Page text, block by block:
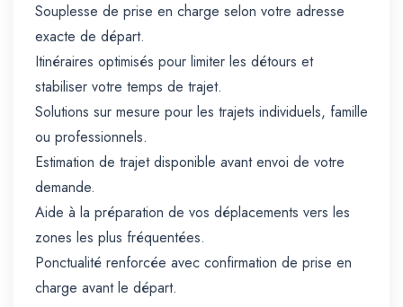
Souplesse de prise en charge selon votre adresse
exacte de départ.
Itinéraires optimisés pour limiter les détours et
stabiliser votre temps de trajet.
Solutions sur mesure pour les trajets individuels, famille
ou professionnels.
Estimation de trajet disponible avant envoi de votre
demande.
Aide à la préparation de vos déplacements vers les
zones les plus fréquentées.
Ponctualité renforcée avec confirmation de prise en
charge avant le départ.